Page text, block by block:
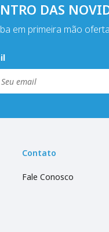
DAS
em primeira mão
Contato
Fale Conosco